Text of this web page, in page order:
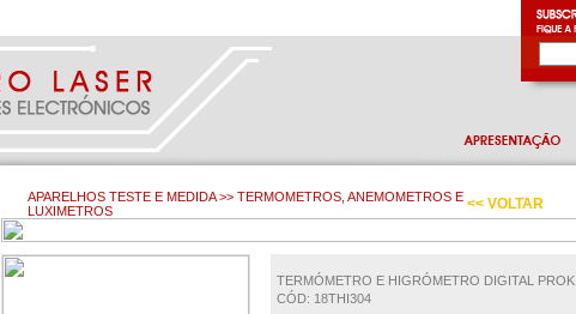
APARELHOS TESTE E MEDIDA >> TERMOMETROS, ANEMOMETROS E
LUXIMETROS
<< VOLTAR
TERMÓMETRO E HIGRÓMETRO DIGITAL PROK
CÓD: 18THI304